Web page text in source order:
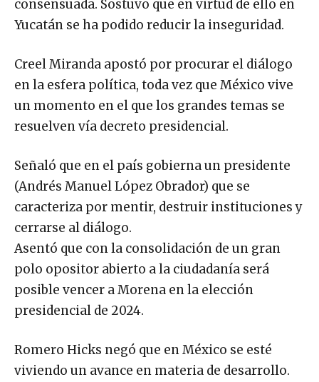
consensuada. Sostuvo que en virtud de ello en
Yucatán se ha podido reducir la inseguridad.
Creel Miranda apostó por procurar el diálogo
en la esfera política, toda vez que México vive
un momento en el que los grandes temas se
resuelven vía decreto presidencial.
Señaló que en el país gobierna un presidente
(Andrés Manuel López Obrador) que se
caracteriza por mentir, destruir instituciones y
cerrarse al diálogo.
Asentó que con la consolidación de un gran
polo opositor abierto a la ciudadanía será
posible vencer a Morena en la elección
presidencial de 2024.
Romero Hicks negó que en México se esté
viviendo un avance en materia de desarrollo.